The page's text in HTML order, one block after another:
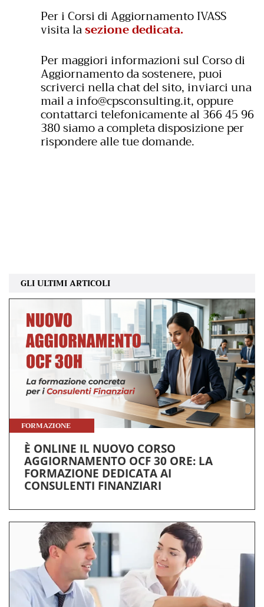
Per i Corsi di Aggiornamento IVASS
visita lasezione dedicata.
Per maggiori informazioni sul Corso di
Aggiornamento da sostenere, puoi
scriverci nella chat del sito, inviarci una
mail ainfo@cpsconsulting.it, oppure
contattarci telefonicamente al 366 45 96
380 siamo a completa disposizione per
rispondere alle tue domande.
GLI ULTIMI ARTICOLI
FORMAZIONE
È ONLINE IL NUOVO CORSO
AGGIORNAMENTO OCF 30 ORE: LA
FORMAZIONE DEDICATA AI
CONSULENTI FINANZIARI